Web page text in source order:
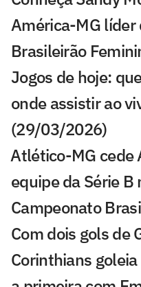
América-MG líder
Brasileirão
Jogos de hoje:
onde assistir ao
(29/03/2026)
⁠Atlético-MG cede
equipe da Série B
Campeonato
Com dois gols de
Corinthians